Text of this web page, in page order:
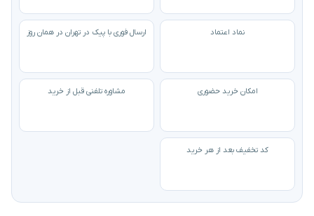
نماد اعتماد ارسال فوری با پیک در تهران در همان روز
امکان خرید حضوری مشاوره تلفنی قبل از خرید
کد تخفیف بعد از هر خرید